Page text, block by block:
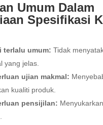
Umum Dalam
Spesifikasi
terlalu umum: Tidak
yang jelas.
ujian makmal:
kualiti produk.
pensijilan: